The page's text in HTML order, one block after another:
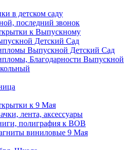
в детском саду
последний звонок
к Выпускному
Детский Сад
Выпускной Детский Сад
Благодарности Выпускной
к 9 Мая
лента, аксессуары
полиграфия к ВОВ
виниловые 9 Мая